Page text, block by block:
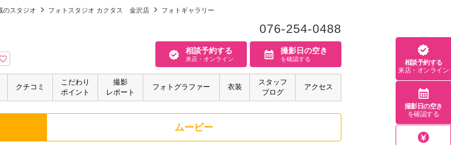
のスタジオ フォトスタジオ カクタス 金沢店 フォトギャラリー
076-254-0488
相談予約する
来店・オンライン
撮影日の空き
を確認する
クチコミ
こだわり
ポイント
撮影
レポート
フォトグラファー 衣装
スタッフ
ブログ
アクセス
ムービー
相談予約する
来店・オンライン
撮影日の空き
を確認する